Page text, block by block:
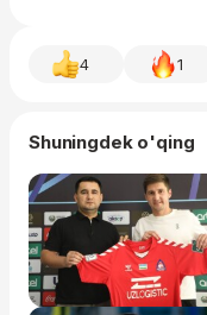
4 1
Shuningdek o'qing